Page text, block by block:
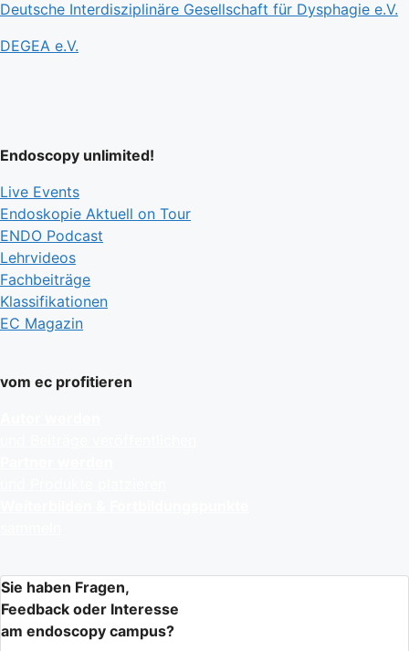
Deutsche Interdisziplinäre Gesellschaft für Dysphagie e.V.
DEGEA e.V.
Endoscopy unlimited!
Live Events
Endoskopie Aktuell on Tour
ENDO Podcast
Lehrvideos
Fachbeiträge
Klassifikationen
EC Magazin
vom ec profitieren
Sie haben Fragen,
Feedback oder Interesse
am endoscopy campus?